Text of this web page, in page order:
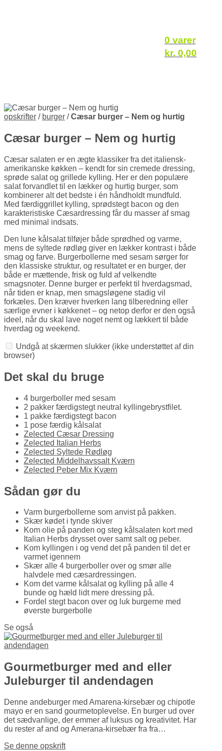
0 varer
kr. 0,00
opskrifter / burger /Cæsar burger – Nem og hurtig
Cæsar burger – Nem og hurtig
Cæsar salaten er en ægte klassiker fra det italiensk-
amerikanske køkken – kendt for sin cremede dressing,
sprøde salat og grillede kylling. Her er den populære
salat forvandlet til en lækker og hurtig burger, som
kombinerer alt det bedste i én håndholdt mundfuld.
Med færdiggrillet kylling, sprødstegt bacon og den
karakteristiske Cæsardressing får du masser af smag
med minimal indsats.
Den lune kålsalat tilføjer både sprødhed og varme,
mens de syltede rødløg giver en lækker kontrast i både
smag og farve. Burgerbollerne med sesam sørger for
den klassiske struktur, og resultatet er en burger, der
både er mættende, frisk og fuld af velkendte
smagsnoter. Denne burger er perfekt til hverdagsmad,
når tiden er knap, men smagsløgene stadig vil
forkæles. Den kræver hverken lang tilberedning eller
særlige evner i køkkenet – og netop derfor er den også
ideel, når du skal lave noget nemt og lækkert til både
hverdag og weekend.
Undgå at skærmen slukker (ikke understøttet af din
browser)
Det skal du bruge
4 burgerboller med sesam
2 pakker færdigstegt neutral kyllingebrystfilet.
1 pakke færdigstegt bacon
1 pose færdig kålsalat
Zelected Cæsar Dressing
Zelected Italian Herbs
Zelected Syltede Rødløg
Zelected Middelhavssalt Kværn
Zelected Peber Mix Kværn
Sådan gør du
Varm burgerbollerne som anvist på pakken.
Skær kødet i tynde skiver
Kom olie på panden og steg kålsalaten kort med
Italian Herbs drysset over samt salt og peber.
Kom kyllingen i og vend det på panden til det er
varmet igennem
Skær alle 4 burgerboller over og smør alle
halvdele med cæsardressingen.
Kom det varme kålsalat og kylling på alle 4
bunde og hæld lidt mere dressing på.
Fordel stegt bacon over og luk burgerne med
øverste burgerbolle
Se også
Gourmetburger med and eller
Juleburger til andendagen
Denne andeburger med Amarena-kirsebær og chipotle
mayo er en sand gourmetoplevelse. En burger ud over
det sædvanlige, der emmer af luksus og kreativitet. Har
du rester af and og Amerana-kirsebær fra fra…
Se denne opskrift